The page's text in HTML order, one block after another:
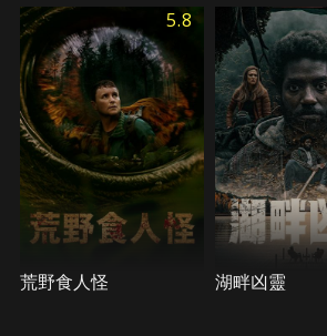
5.8
荒野食人怪 湖畔凶靈